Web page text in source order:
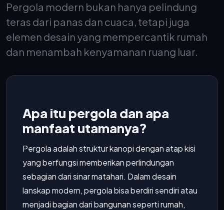
Pergola modern bukan hanya pelindung
teras dari panas dan cuaca, tetapi juga
elemen desain yang mempercantik rumah
dan menambah kenyamanan ruang luar.
Apa itu pergola dan apa
manfaat utamanya?
Pergola adalah struktur kanopi dengan atap kisi
yang berfungsi memberikan perlindungan
sebagian dari sinar matahari. Dalam desain
lanskap modern, pergola bisa berdiri sendiri atau
menjadi bagian dari bangunan seperti rumah,